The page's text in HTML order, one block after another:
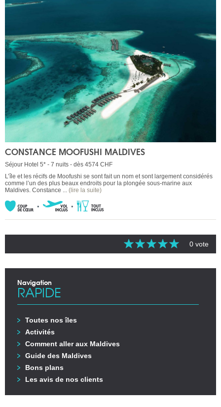
CONSTANCE MOOFUSHI MALDIVES
Séjour Hotel 5* - 7 nuits - dès 4574 CHF
L’île et les récifs de Moofushi se sont fait un nom et sont largement considérés
comme l’un des plus beaux endroits pour la plongée sous-marine aux
Maldives. Constance ... (lire la suite)
0 vote
Navigation
RAPIDE
Toutes nos îles
Activités
Comment aller aux Maldives
Guide des Maldives
Bons plans
Les avis de nos clients